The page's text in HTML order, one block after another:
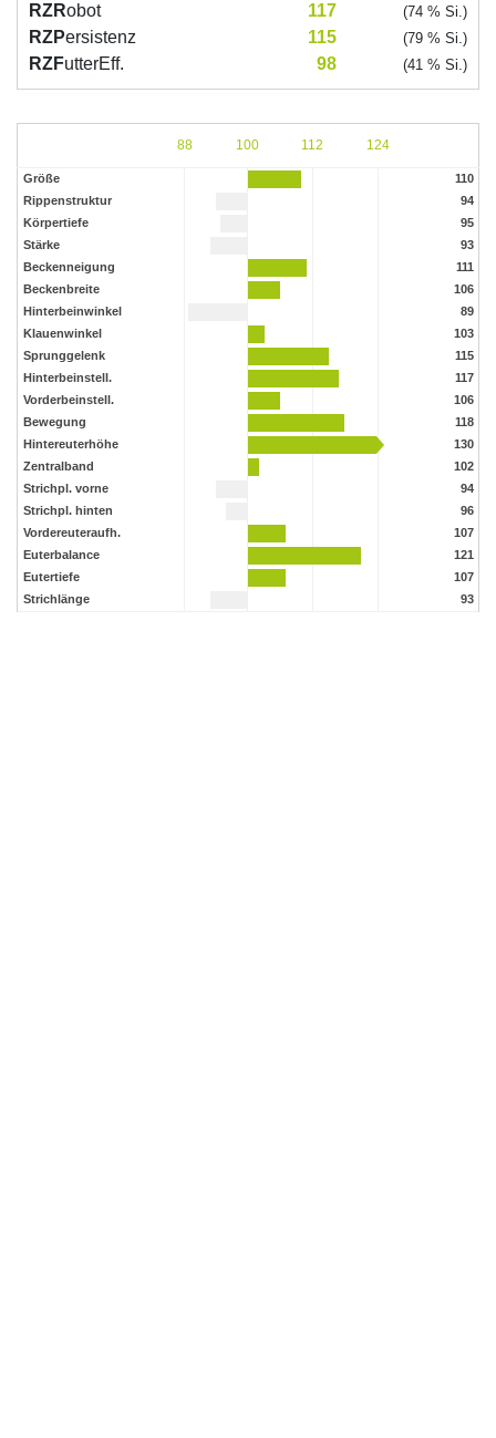
RZRobot 117 (74 % Si.)
RZPersistenz 115 (79 % Si.)
RZFutterEff. 98 (41 % Si.)
88 100 112 124
Größe
110
Rippenstruktur
94
Körpertiefe
95
Stärke
93
Beckenneigung
111
Beckenbreite
106
Hinterbeinwinkel
89
Klauenwinkel
103
Sprunggelenk
115
Hinterbeinstell.
117
Vorderbeinstell.
106
Bewegung
118
Hintereuterhöhe
130
Zentralband
102
Strichpl. vorne
94
Strichpl. hinten
96
Vordereuteraufh.
107
Euterbalance
121
Eutertiefe
107
Strichlänge
93